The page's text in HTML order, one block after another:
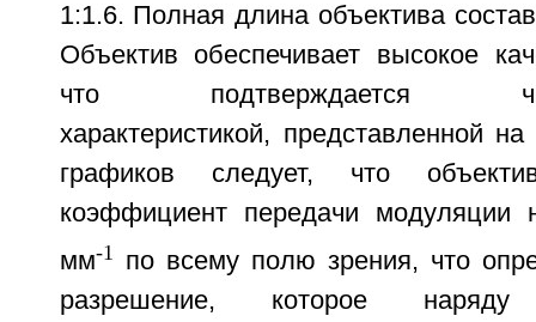
1:1.6. Полная длина объектива
Объектив обеспечивает высокое
что подтверждается
характеристикой, представленной
графиков следует, что
коэффициент передачи модуляции
мм-1 по всему полю зрения, что
разрешение, которое